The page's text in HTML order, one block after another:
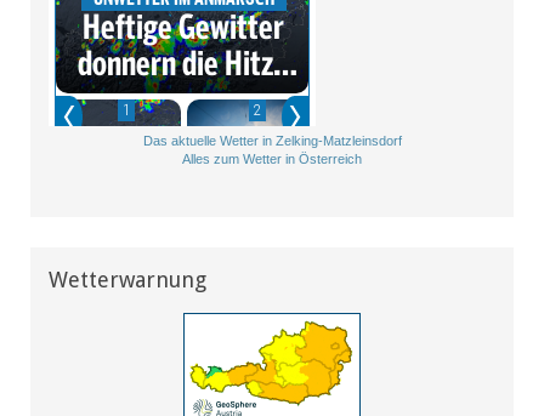
Das aktuelle Wetter in Zelking-Matzleinsdorf
Alles zum Wetter in Österreich
Wetterwarnung